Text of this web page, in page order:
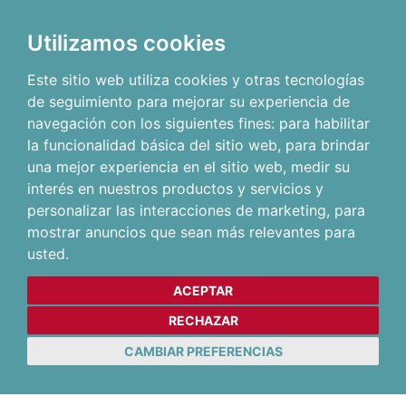
Utilizamos cookies
Este sitio web utiliza cookies y otras tecnologías
de seguimiento para mejorar su experiencia de
navegación con los siguientes fines: para habilitar
la funcionalidad básica del sitio web, para brindar
una mejor experiencia en el sitio web, medir su
interés en nuestros productos y servicios y
personalizar las interacciones de marketing, para
mostrar anuncios que sean más relevantes para
usted.
ACEPTAR
RECHAZAR
CAMBIAR PREFERENCIAS